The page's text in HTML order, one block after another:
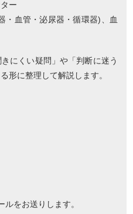
ー
・血管・泌尿器・循環器)、血
にくい疑問」や「判断に迷う
形に整理して解説します。
をお送りします。